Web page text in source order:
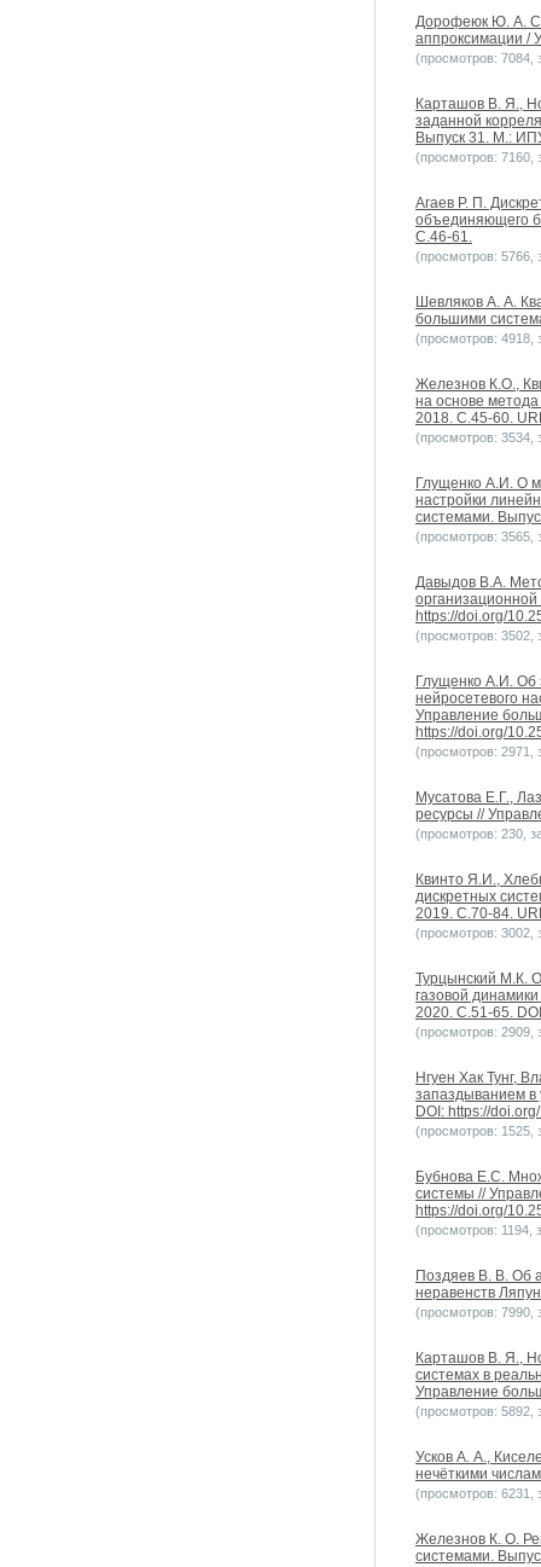
Дорофеюк Ю. А.
аппроксимации /
(просмотров: 7084,
Карташов В. Я.,
заданной
Выпуск 31. М.:
(просмотров: 7160,
Агаев Р. П.
объединяющего
С.46-61.
(просмотров: 5766,
Шевляков А. А.
большими
(просмотров: 4918,
Железнов К.О.,
на основе
2018. С.45-60.
(просмотров: 3534,
Глущенко А.И. О
настройки
системами.
(просмотров: 3565,
Давыдов В.А.
https://doi.org/
(просмотров: 3502,
Глущенко А.И. Об
нейросетевого
Управление
https://doi.org/
(просмотров: 2971,
Мусатова Е.Г.,
ресурсы //
(просмотров: 230,
Квинто Я.И.,
дискретных
2019. С.70-84.
(просмотров: 3002,
Турцынский М.К.
газовой
2020. С.51-65.
(просмотров: 2909,
Нгуен Хак Тунг,
запаздыванием
DOI: https://
(просмотров: 1525,
Бубнова Е.С.
системы //
https://doi.org/
(просмотров: 1194,
Поздяев В. В. Об
неравенств
(просмотров: 7990,
Карташов В. Я.,
системах в
Управление
(просмотров: 5892,
Усков А. А.,
нечёткими
(просмотров: 6231,
Железнов К. О.
системами.